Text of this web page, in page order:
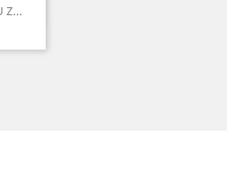
Z...